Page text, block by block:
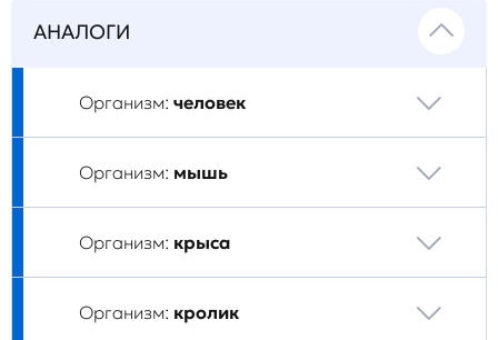
АНАЛОГИ
Организм: человек
Организм: мышь
Организм: крыса
Организм: кролик